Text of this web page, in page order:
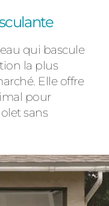
qui bascule
la plus
Elle offre
pour
sans